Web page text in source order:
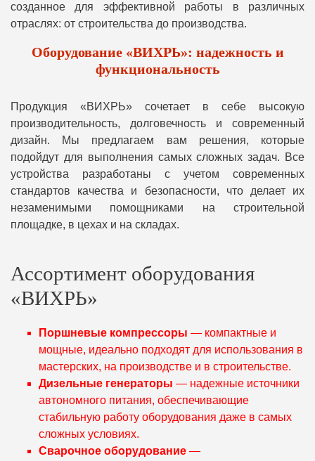
созданное для эффективной работы в различных
отраслях: от строительства до производства.
Оборудование «ВИХРЬ»: надежность и
функциональность
Продукция «ВИХРЬ» сочетает в себе высокую
производительность, долговечность и современный
дизайн. Мы предлагаем вам решения, которые
подойдут для выполнения самых сложных задач. Все
устройства разработаны с учетом современных
стандартов качества и безопасности, что делает их
незаменимыми помощниками на строительной
площадке, в цехах и на складах.
Ассортимент оборудования
«ВИХРЬ»
Поршневые компрессоры — компактные и
мощные, идеально подходят для использования в
мастерских, на производстве и в строительстве.
Дизельные генераторы — надежные источники
автономного питания, обеспечивающие
стабильную работу оборудования даже в самых
сложных условиях.
Сварочное оборудование —